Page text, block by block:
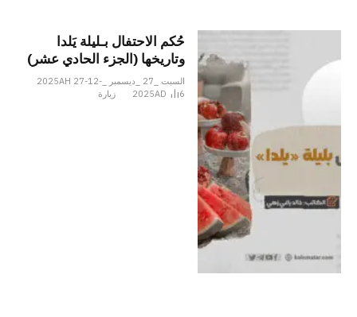
حُكم الاحتفال بـليلة يَلدا
وتاريخها (الجزء الحادي عشر)
السبت _27 _ديسمبر _2025AH 27-12-
2025AD
6 زيارة